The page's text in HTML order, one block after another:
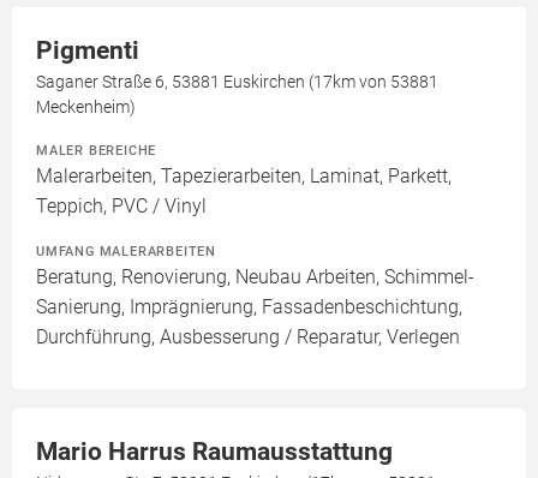
Pigmenti
Saganer Straße 6, 53881 Euskirchen (17km von 53881
Meckenheim)
MALER BEREICHE
Malerarbeiten, Tapezierarbeiten, Laminat, Parkett,
Teppich, PVC / Vinyl
UMFANG MALERARBEITEN
Beratung, Renovierung, Neubau Arbeiten, Schimmel-
Sanierung, Imprägnierung, Fassadenbeschichtung,
Durchführung, Ausbesserung / Reparatur, Verlegen
Mario Harrus Raumausstattung